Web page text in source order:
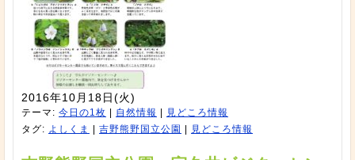
2016年10月18日(火)
テーマ: 今日の1枚 自然情報
見どころ情報
タグ: よしくま 吉野熊野国立公園 見どころ情報